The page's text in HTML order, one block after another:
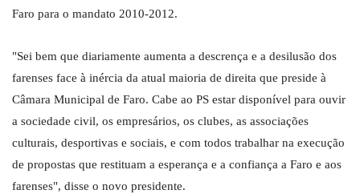
Faro para o mandato 2010-2012.
"Sei bem que diariamente aumenta a descrença e a desilusão dos
farenses face à inércia da atual maioria de direita que preside à
Câmara Municipal de Faro. Cabe ao PS estar disponível para ouvir
a sociedade civil, os empresários, os clubes, as associações
culturais, desportivas e sociais, e com todos trabalhar na execução
de propostas que restituam a esperança e a confiança a Faro e aos
farenses", disse o novo presidente.